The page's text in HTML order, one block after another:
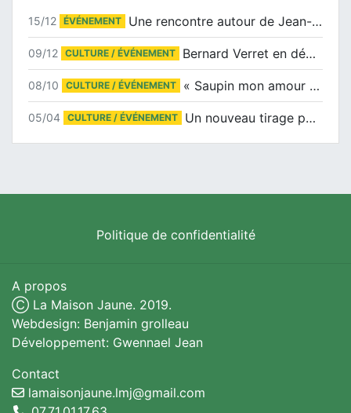
15/12 ÉVÉNEMENT Une rencontre autour de Jean-Claude Suaudeau
09/12 CULTURE / ÉVÉNEMENT Bernard Verret en dédicaces le samedi 13 décembre à l’Espace Culturel Atlantis
08/10 CULTURE / ÉVÉNEMENT « Saupin mon amour » au salon du livre de Trentemoult
05/04 CULTURE / ÉVÉNEMENT Un nouveau tirage pour le Docu-BD
Politique de confidentialité
A propos
Ⓒ La Maison Jaune. 2019.
Webdesign: Benjamin grolleau
Développement: Gwennael Jean
Contact
lamaisonjaune.lmj@gmail.com